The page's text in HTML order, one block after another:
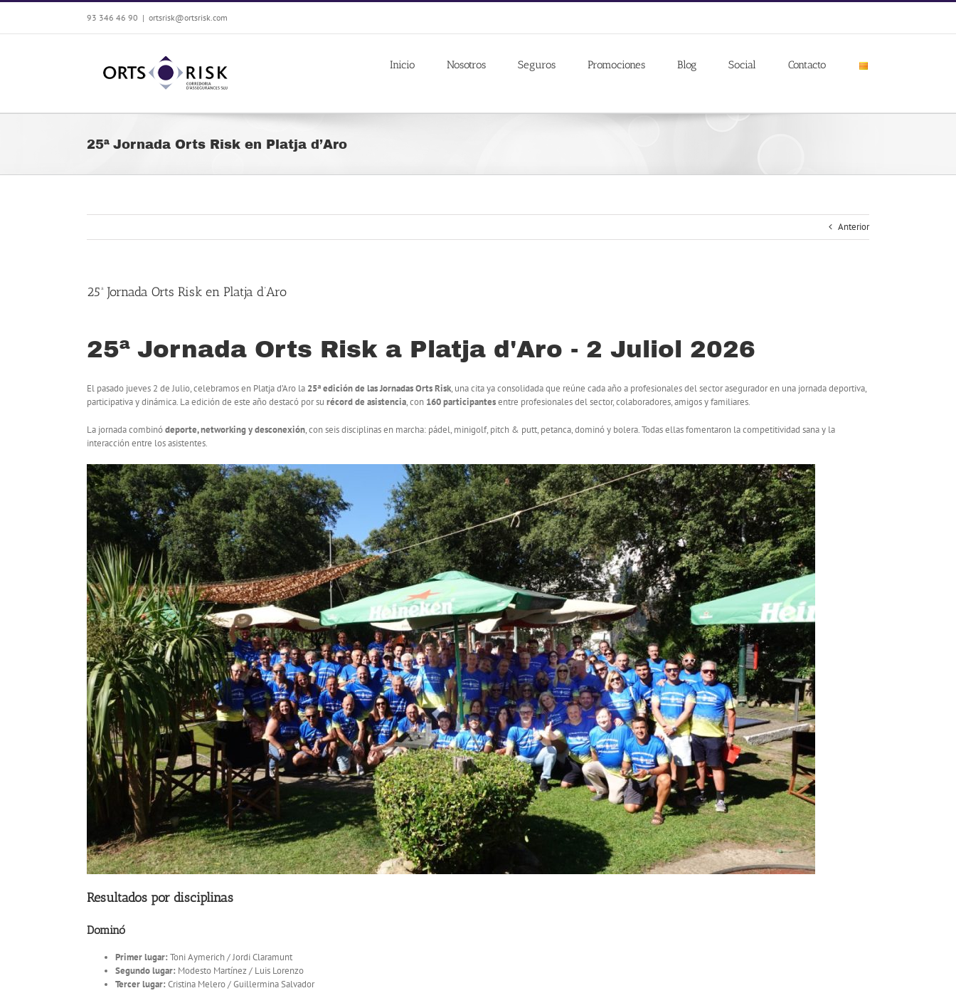
Saltar
contenido
93 346 46 90 | ortsrisk@ortsrisk.com
Inicio Nosotros Seguros Promociones Blog Social Contacto
25ª Jornada Orts Risk en Platja d’Aro
Anterior
25ª Jornada Orts Risk en Platja d’Aro
25ª Jornada Orts Risk a Platja d'Aro - 2 Juliol 2026
El pasado jueves 2 de Julio, celebramos en Platja d’Aro la 25ª edición de las Jornadas Orts Risk, una cita ya consolidada que reúne cada año a profesionales del sector asegurador en una jornada deportiva,
participativa y dinámica. La edición de este año destacó por su récord de asistencia, con 160 participantesentre profesionales del sector, colaboradores, amigos y familiares.
La jornada combinódeporte, networking y desconexión, con seis disciplinas en marcha: pádel, minigolf, pitch & putt, petanca, dominó y bolera. Todas ellas fomentaron la competitividad sana y la
interacción entre los asistentes.
Resultados por disciplinas
Dominó
Primer lugar: Toni Aymerich / Jordi Claramunt
Segundo lugar: Modesto Martínez / Luis Lorenzo
Tercer lugar: Cristina Melero / Guillermina Salvador